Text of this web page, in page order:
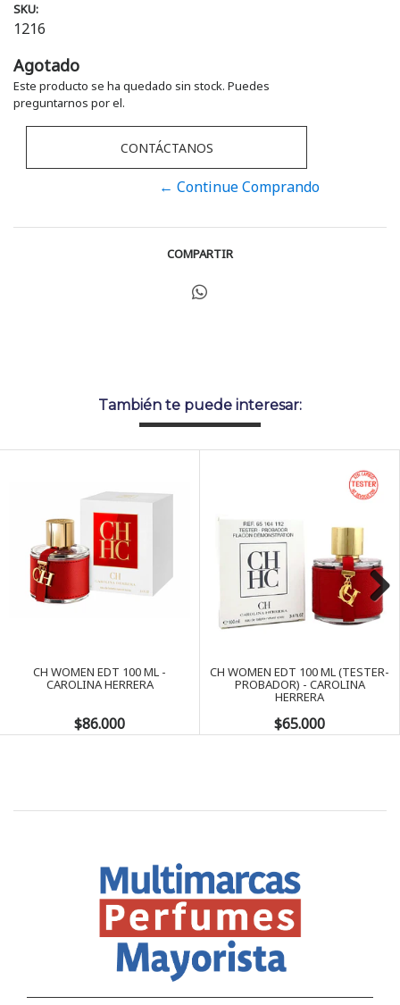
SKU:
1216
Agotado
Este producto se ha quedado sin stock. Puedes
preguntarnos por el.
CONTÁCTANOS
← Continue Comprando
COMPARTIR
También te puede interesar:
CH WOMEN EDT 100 ML -
CAROLINA HERRERA
$86.000
CH WOMEN EDT 100 ML (TESTER-
PROBADOR) - CAROLINA
HERRERA
$65.000
Next